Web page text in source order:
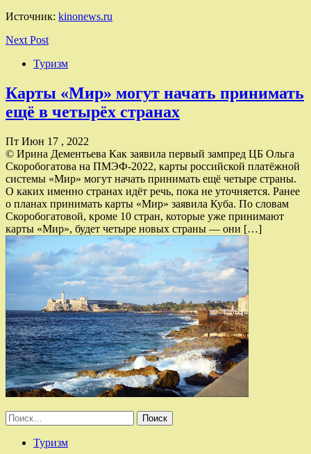
Источник: kinonews.ru
Next Post
Туризм
Карты «Мир» могут начать принимать
ещё в четырёх странах
Пт Июн 17 , 2022
© Ирина Дементьева Как заявила первый зампред ЦБ Ольга
Скоробогатова на ПМЭФ-2022, карты российской платёжной
системы «Мир» могут начать принимать ещё четыре страны.
О каких именно странах идёт речь, пока не уточняется. Ранее
о планах принимать карты «Мир» заявила Куба. По словам
Скоробогатовой, кроме 10 стран, которые уже принимают
карты «Мир», будет четыре новых страны — они […]
Найти:
Туризм